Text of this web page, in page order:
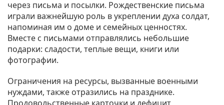
через письма и посылки. Рождественские письма
играли важнейшую роль в укреплении духа солдат,
напоминая им о доме и семейных ценностях.
Вместе с письмами отправлялись небольшие
подарки: сладости, теплые вещи, книги или
фотографии.
Ограничения на ресурсы, вызванные военными
нуждами, также отразились на празднике.